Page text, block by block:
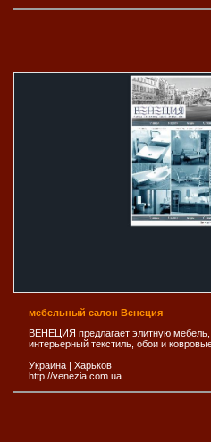
мебельный салон Венеция
ВЕНЕЦИЯ предлагает элитную мебель,
интерьерный текстиль, обои и
Украина | Харьков
http://venezia.com.ua